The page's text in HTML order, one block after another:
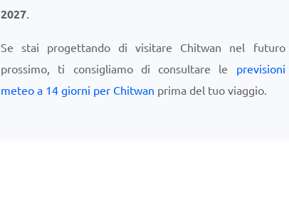
2027.
Se stai progettando di visitare Chitwan nel futuro
prossimo, ti consigliamo di consultare le previsioni
meteo a 14 giorni per Chitwan prima del tuo viaggio.